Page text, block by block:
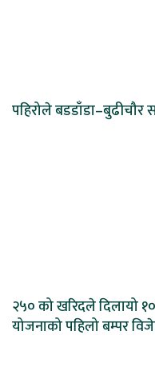
पहिरोले
२५० को खरिदले दिलायो
योजनाको पहिलो बम्पर